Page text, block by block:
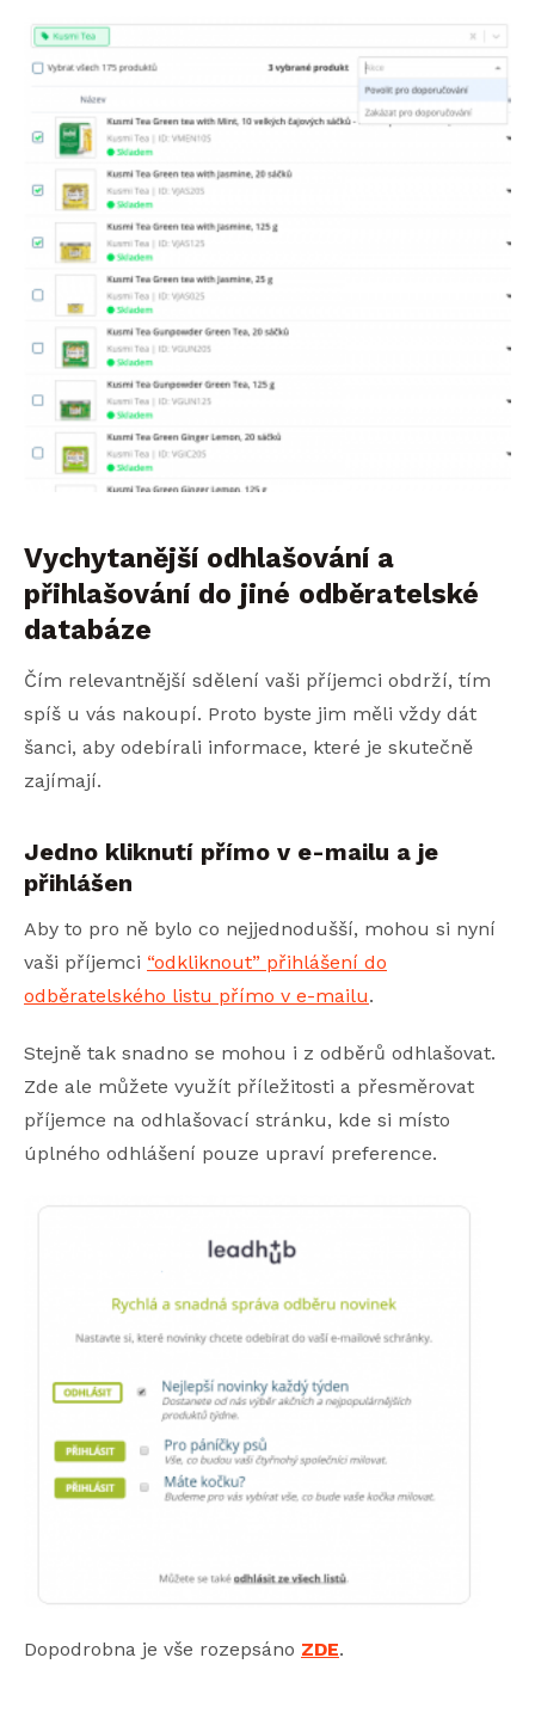
Vychytanější odhlašování a
přihlašování do jiné odběratelské
databáze
Čím relevantnější sdělení vaši příjemci obdrží, tím
spíš u vás nakoupí. Proto byste jim měli vždy dát
šanci, aby odebírali informace, které je skutečně
zajímají.
Jedno kliknutí přímo v e-mailu a je
přihlášen
Aby to pro ně bylo co nejjednodušší, mohou si nyní
vaši příjemci “odkliknout” přihlášení do
odběratelského listu přímo v e-mailu.
Stejně tak snadno se mohou i z odběrů odhlašovat.
Zde ale můžete využít příležitosti a přesměrovat
příjemce na odhlašovací stránku, kde si místo
úplného odhlášení pouze upraví preference.
Dopodrobna je vše rozepsáno ZDE.